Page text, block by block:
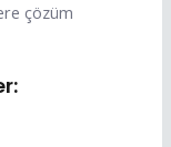
çözüm